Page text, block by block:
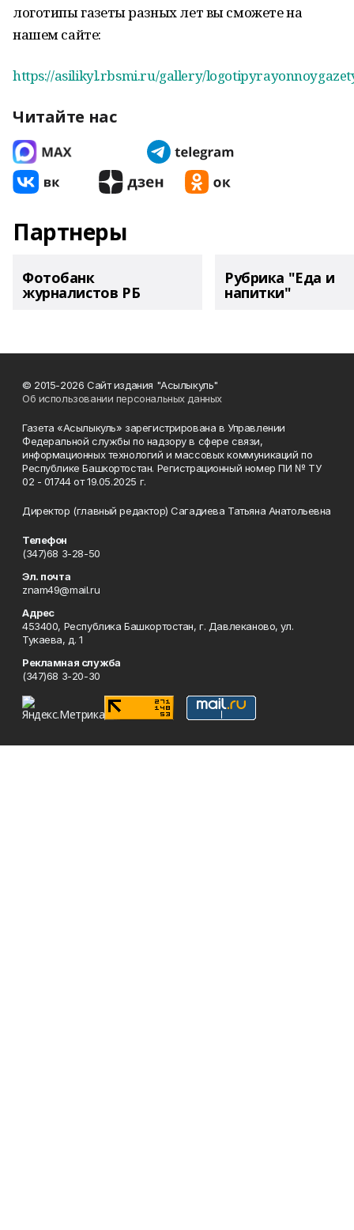
логотипы газеты разных лет вы сможете на
нашем сайте:
https://asilikyl.rbsmi.ru/gallery/
Читайте нас
Партнеры
Фотобанк
журналистов РБ
Рубрика "Еда и
напитки"
© 2015-2026 Сайт издания "Асылыкуль"
Об использовании персональных данных
Газета «Асылыкуль» зарегистрирована в Управлении
Федеральной службы по надзору в сфере связи,
информационных технологий и массовых коммуникаций по
Республике Башкортостан. Регистрационный номер ПИ № ТУ
02 - 01744 от 19.05.2025 г.
Директор (главный редактор) Сагадиева Татьяна Анатольевна
Телефон
(347)68 3-28-50
Эл. почта
znam49@mail.ru
Адрес
453400, Республика Башкортостан, г. Давлеканово, ул.
Тукаева, д. 1
Рекламная служба
(347)68 3-20-30